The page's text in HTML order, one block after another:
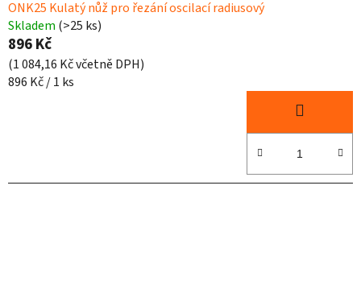
ONK25 Kulatý nůž pro řezání oscilací radiusový
Skladem (>25 ks)
896 Kč
(1 084,16 Kč včetně DPH)
Měrná
896 Kč / 1 ks